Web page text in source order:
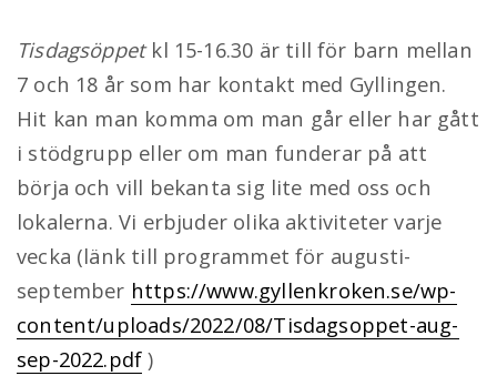
Tisdagsöppet kl 15-16.30 är till för barn mellan
7 och 18 år som har kontakt med Gyllingen.
Hit kan man komma om man går eller har gått
i stödgrupp eller om man funderar på att
börja och vill bekanta sig lite med oss och
lokalerna. Vi erbjuder olika aktiviteter varje
vecka (länk till programmet för augusti-
september https://www.gyllenkroken.se/wp-
content/uploads/2022/08/Tisdagsoppet-aug-
sep-2022.pdf )